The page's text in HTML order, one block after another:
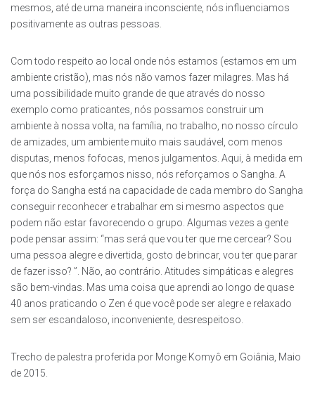
mesmos, até de uma maneira inconsciente, nós influenciamos
positivamente as outras pessoas.
Com todo respeito ao local onde nós estamos (estamos em um
ambiente cristão), mas nós não vamos fazer milagres. Mas há
uma possibilidade muito grande de que através do nosso
exemplo como praticantes, nós possamos construir um
ambiente à nossa volta, na família, no trabalho, no nosso círculo
de amizades, um ambiente muito mais saudável, com menos
disputas, menos fofocas, menos julgamentos. Aqui, à medida em
que nós nos esforçamos nisso, nós reforçamos o Sangha. A
força do Sangha está na capacidade de cada membro do Sangha
conseguir reconhecer e trabalhar em si mesmo aspectos que
podem não estar favorecendo o grupo. Algumas vezes a gente
pode pensar assim: “mas será que vou ter que me cercear? Sou
uma pessoa alegre e divertida, gosto de brincar, vou ter que parar
de fazer isso? ”. Não, ao contrário. Atitudes simpáticas e alegres
são bem-vindas. Mas uma coisa que aprendi ao longo de quase
40 anos praticando o Zen é que você pode ser alegre e relaxado
sem ser escandaloso, inconveniente, desrespeitoso.
Trecho de palestra proferida por Monge Komyô em Goiânia, Maio
de 2015.